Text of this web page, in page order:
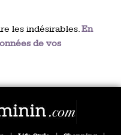
les indésirables.En
de vos